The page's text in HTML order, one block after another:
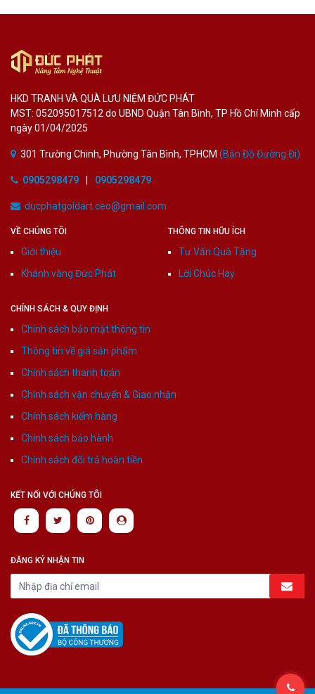
HKD TRANH VÀ QUÀ LƯU NIỆM ĐỨC PHÁT
MST: 052095017512 do UBND Quận Tân Bình, TP Hồ Chí Minh cấp
ngày 01/04/2025
301 Trường Chinh, Phường Tân Bình, TPHCM (Bản Đồ Đường Đi)
0905298479 0905298479
ducphatgoldart.ceo@gmail.com
VỀ CHÚNG TÔI
Giới thiệu
Khánh vàng Đức Phát
THÔNG TIN HỮU ÍCH
Tư Vấn Quà Tặng
Lời Chúc Hay
CHÍNH SÁCH & QUY ĐỊNH
Chính sách bảo mật thông tin
Thông tin về giá sản phẩm
Chính sách thanh toán
Chính sách vận chuyển & Giao nhận
Chính sách kiểm hàng
Chính sách bảo hành
Chính sách đổi trả hoàn tiền
KẾT NỐI VỚI CHÚNG TÔI
ĐĂNG KÝ NHẬN TIN